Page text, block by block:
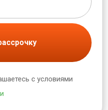
с условиями